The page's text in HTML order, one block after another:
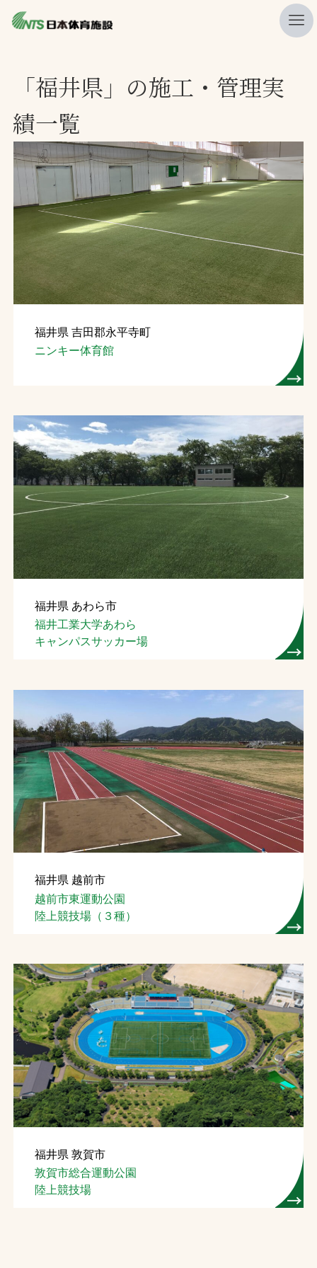
ニュース
プレスリリース
レポート
製品・サービス一覧
施工・管理実績一覧
会社概要
採用情報
検索
お問合せ
ソーシャルメディアポリシー
InstagramFacebook
YouTube
文字の見えづらさや操作にお困りの方へ
「福井県」の施工・管理実
績一覧
福井県 吉田郡永平寺町
ニンキー体育館
福井県 あわら市
福井工業大学あわら
キャンパスサッカー場
福井県 越前市
越前市東運動公園
陸上競技場（３種）
福井県 敦賀市
敦賀市総合運動公園
陸上競技場